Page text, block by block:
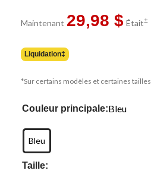
Lien
vers
Maintenant 29,98 $ Était±
Liquidation‡
*Sur certains modèles et certaines tailles
Couleur principale:Bleu
Bleu
Taille: